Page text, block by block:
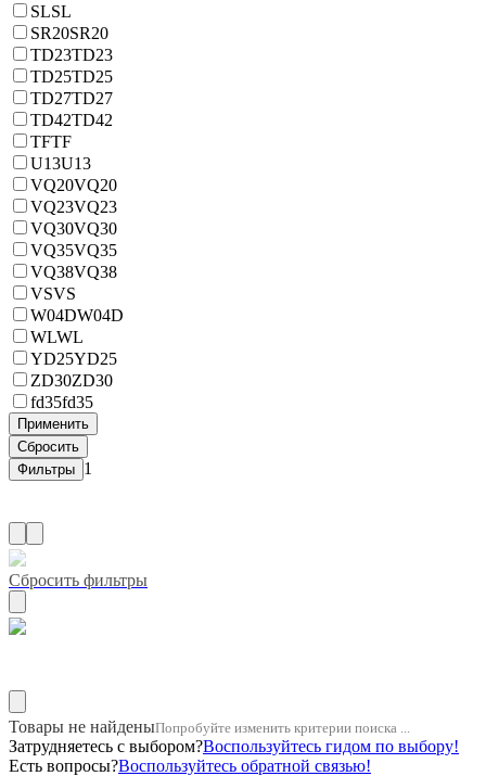
SLSL
SR20SR20
TD23TD23
TD25TD25
TD27TD27
TD42TD42
TFTF
U13U13
VQ20VQ20
VQ23VQ23
VQ30VQ30
VQ35VQ35
VQ38VQ38
VSVS
W04DW04D
WLWL
YD25YD25
ZD30ZD30
fd35fd35
1
Сбросить фильтры
Товары не найденыПопробуйте изменить критерии поиска ...
Затрудняетесь с выбором?Воспользуйтесь гидом по выбору!
Есть вопросы?Воспользуйтесь обратной связью!